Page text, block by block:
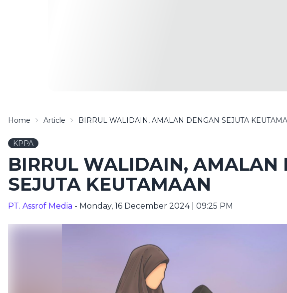
Home Article BIRRUL WALIDAIN, AMALAN DENGAN SEJUTA
KPPA
BIRRUL WALIDAIN, AMALAN
SEJUTA KEUTAMAAN
PT. Assrof Media - Monday, 16 December 2024 | 09:25 PM